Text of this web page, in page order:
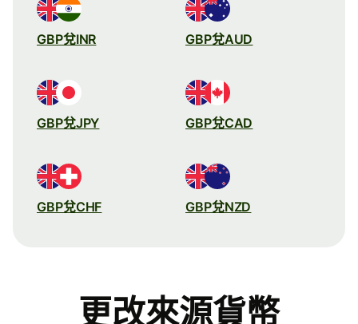
GBP兌INR GBP兌AUD
GBP兌JPY GBP兌CAD
GBP兌CHF GBP兌NZD
更改來源貨幣